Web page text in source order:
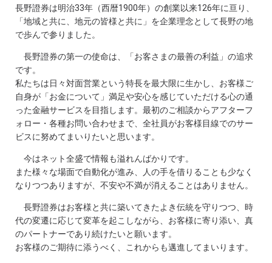
長野證券は明治33年（西暦1900年）の創業以来126年に亘り、
「地域と共に、地元の皆様と共に」を企業理念として長野の地
で歩んで参りました。
長野證券の第一の使命は、「お客さまの最善の利益」の追求
です。
私たちは日々対面営業という特長を最大限に生かし、お客様ご
自身が「お金について」満足や安心を感じていただける心の通
った金融サービスを目指します。最初のご相談からアフターフ
ォロー・各種お問い合わせまで、全社員がお客様目線でのサー
ビスに努めてまいりたいと思います。
今はネット全盛で情報も溢れんばかりです。
また様々な場面で自動化が進み、人の手を借りることも少なく
なりつつありますが、不安や不満が消えることはありません。
長野證券はお客様と共に築いてきたよき伝統を守りつつ、時
代の変遷に応じて変革を起こしながら、お客様に寄り添い、真
のパートナーであり続けたいと願います。
お客様のご期待に添うべく、これからも邁進してまいります。